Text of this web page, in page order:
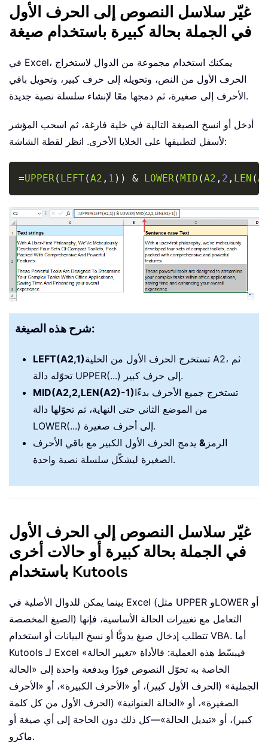
غيّر سلاسل النصوص إلى الحرف الأول
في الجملة بحالة كبيرة باستخدام صيغة
في Excel، يمكنك استخدام مجموعة من الدوال لاستخراج
الحرف الأول من النص، وتحويله إلى حرف كبير، وتحويل باقي
الأحرف إلى صغيرة، ثم دمجها معًا لإنشاء سلسلة نصية جديدة.
أدخل أو انسخ الصيغة التالية في خلية فارغة، ثم اسحب المؤشر
لأسفل لتطبيقها على الخلايا الأخرى. انظر لقطة الشاشة:
=UPPER( LEFT(A2 , 1 ) ) & LOWER( MID (A2 , 2 , LEN (
Copy
شرح هذه الصيغة:
LEFT(A2,1)تستخرج الحرف الأول من الخلية A2، ثم
تحوّله دالة UPPER(...) إلى حرف كبير.
MID(A2,2,LEN(A2)-1)تستخرج جميع الأحرف بدءًا
من الموضع الثاني حتى النهاية، ثم تحوّلها دالة
LOWER(...) إلى أحرف صغيرة.
الرمز & يدمج الحرف الأول الكبير مع باقي الأحرف
الصغيرة ليشكّل سلسلة نصية واحدة.
غيّر سلاسل النصوص إلى الحرف الأول
في الجملة بحالة كبيرة أو حالات أخرى
باستخدام Kutools
بينما يمكن للدوال الأصلية في Excel (مثل UPPER وLOWER أو
الصيغ المخصصة) التعامل مع تغييرات الحالة الأساسية، فإنها
تتطلب إدخال صيغ يدويًّا أو نسخ البيانات أو استخدام VBA. أما
Kutools لـ Excel فيبسّط هذه العملية: فالأداة «تغيير الحالة»
الخاصة به تحوّل النصوص فورًا وبدفعة واحدة إلى «الحالة
الجملية» (الحرف الأول كبير)، أو «الأحرف الكبيرة»، أو «الأحرف
الصغيرة»، أو «الحالة العنوانية» (الحرف الأول من كل كلمة
كبير)، أو «تبديل الحالة»—كل ذلك دون الحاجة إلى أي صيغة أو
ماكرو.